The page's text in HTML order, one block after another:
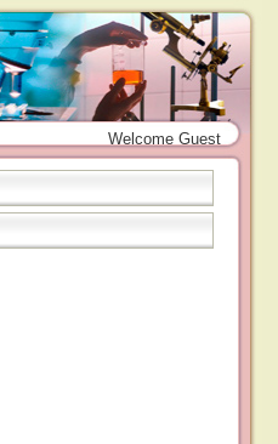
Welcome Guest